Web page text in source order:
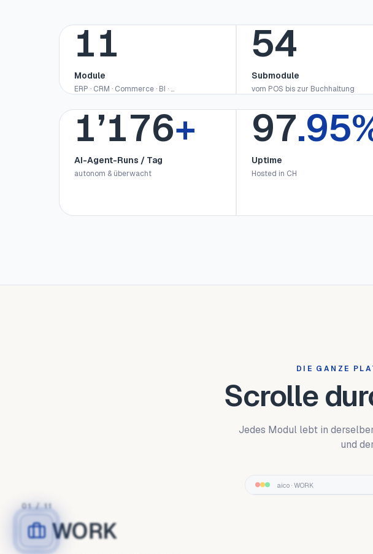
12
Module
ERP · CRM · Commerce · BI · …
56
Submodule
vom POS bis zur Buchhaltung
1’200+
AI-Agent-Runs / Tag
autonom & überwacht
99
Uptime
Hosted in CH
DIE GANZE
Scrolle
Jedes Modul lebt in
und
aico · WORK
01/11
WORK